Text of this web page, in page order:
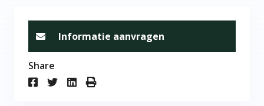
Informatie aanvragen
Share